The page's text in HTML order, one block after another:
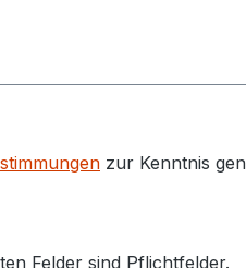
zur Kenntnis
Felder sind Pflichtfelder.